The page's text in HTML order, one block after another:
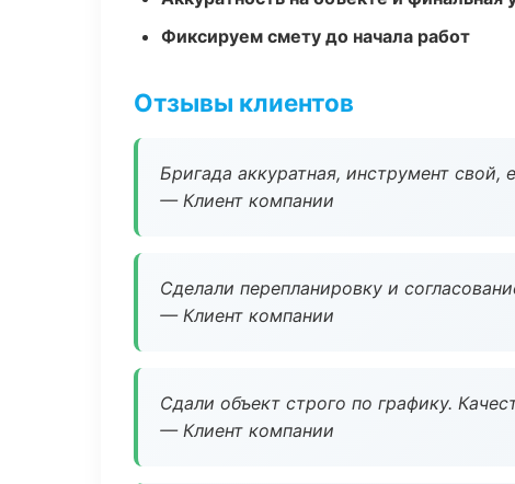
Фиксируем смету до начала работ
Отзывы клиентов
Бригада аккуратная, инструмент свой,
— Клиент компании
Сделали перепланировку и
— Клиент компании
Сдали объект строго по графику.
— Клиент компании